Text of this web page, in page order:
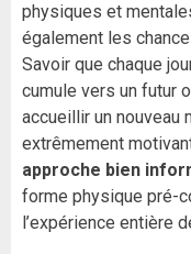
physiques et
également les
Savoir que chaque
cumule vers un futur
accueillir un nouveau
extrêmement
approche bien
forme physique pré-
l’expérience entière